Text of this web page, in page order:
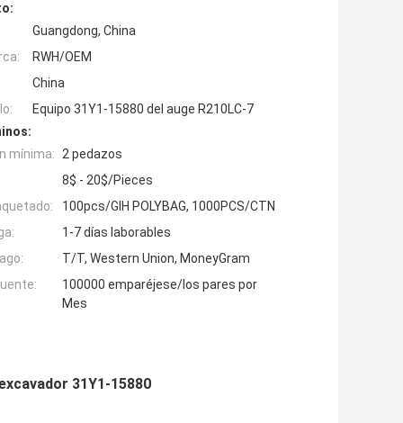
Guangdong, China
RWH/OEM
China
Equipo 31Y1-15880 del auge R210LC-7
mínima: 2 pedazos
8$ - 20$/Pieces
100pcs/GIH POLYBAG, 1000PCS/CTN
1-7 días laborables
T/T, Western Union, MoneyGram
100000 emparéjese/los pares por
Mes
31Y1-15880